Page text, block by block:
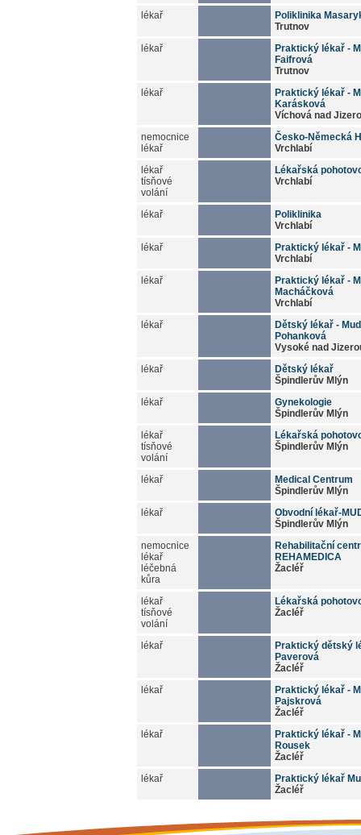
lékař
Poliklinika
Trutnov
lékař
Praktický lékař -
Faifrová
Trutnov
lékař
Praktický lékař -
Karásková
Víchová nad
nemocnice
lékař
Česko-Německá
Vrchlabí
lékař
tísňové
volání
Lékařská
Vrchlabí
lékař
Poliklinika
Vrchlabí
lékař
Praktický lékař -
Vrchlabí
lékař
Praktický lékař -
Macháčková
Vrchlabí
lékař
Dětský lékař -
Pohanková
Vysoké nad
lékař
Dětský lékař
Špindlerův Mlýn
lékař
Gynekologie
Špindlerův Mlýn
lékař
tísňové
volání
Lékařská
Špindlerův Mlýn
lékař
Medical Centrum
Špindlerův Mlýn
lékař
Obvodní lékař-
Špindlerův Mlýn
nemocnice
lékař
léčebná
kůra
Rehabilitační
REHAMEDICA
Žacléř
lékař
tísňové
volání
Lékařská
Žacléř
lékař
Praktický dětský
Paverová
Žacléř
lékař
Praktický lékař -
Pajskrová
Žacléř
lékař
Praktický lékař -
Rousek
Žacléř
lékař
Praktický lékař
Žacléř